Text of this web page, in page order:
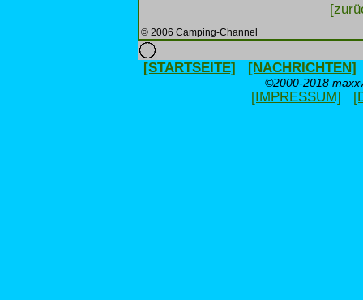
© 2006 Camping-Channel
[STARTSEITE] [NACHRICHTEN]
©2000-2018
[IMPRESSUM]